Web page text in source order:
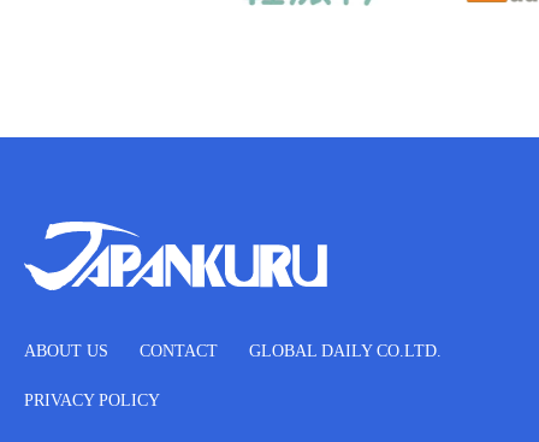
ABOUT US CONTACT GLOBAL DAILY CO.LTD.
PRIVACY POLICY